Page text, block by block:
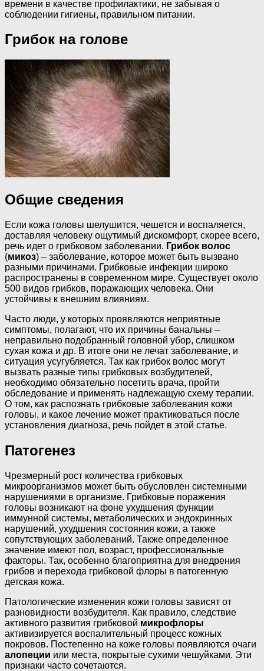
времени в качестве профилактики, не забывая о
соблюдении гигиены, правильном питании.
Грибок на голове
Общие сведения
Если кожа головы шелушится, чешется и воспаляется,
доставляя человеку ощутимый дискомфорт, скорее всего,
речь идет о грибковом заболевании. Грибок волос
(микоз) – заболевание, которое может быть вызвано
разными причинами. Грибковые инфекции широко
распространены в современном мире. Существует около
500 видов грибков, поражающих человека. Они
устойчивы к внешним влияниям.
Часто люди, у которых проявляются неприятные
симптомы, полагают, что их причины банальны –
неправильно подобранный головной убор, слишком
сухая кожа и др. В итоге они не лечат заболевание, и
ситуация усугубляется. Так как грибок волос могут
вызвать разные типы грибковых возбудителей,
необходимо обязательно посетить врача, пройти
обследование и применять надлежащую схему терапии.
О том, как распознать грибковые заболевания кожи
головы, и какое лечение может практиковаться после
установления диагноза, речь пойдет в этой статье.
Патогенез
Чрезмерный рост количества грибковых
микроорганизмов может быть обусловлен системными
нарушениями в организме. Грибковые поражения
головы возникают на фоне ухудшения функции
иммунной системы, метаболических и эндокринных
нарушений, ухудшения состояния кожи, а также
сопутствующих заболеваний. Также определенное
значение имеют пол, возраст, профессиональные
факторы. Так, особенно благоприятна для внедрения
грибов и перехода грибковой флоры в патогенную
детская кожа.
Патологические изменения кожи головы зависят от
разновидности возбудителя. Как правило, следствие
активного развития грибковой микрофлоры
активизируется воспалительный процесс кожных
покровов. Постепенно на коже головы появляются очаги
алопеции или места, покрытые сухими чешуйками. Эти
признаки часто сочетаются.